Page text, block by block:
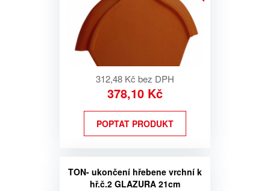
312,48 Kč bez DPH
378,10 Kč
POPTAT PRODUKT
TON- ukončení hřebene vrchní k
hř.č.2 GLAZURA 21cm